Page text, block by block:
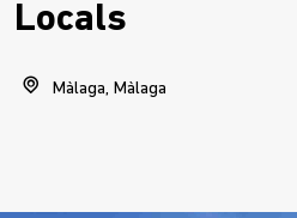
Locals
Màlaga, Màlaga